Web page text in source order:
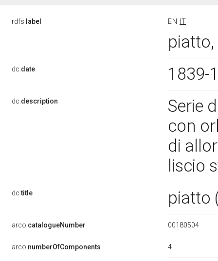
rdfs: label EN IT
dc:date 1839-
dc:description
Serie
con
di
liscio
dc:title piatto
arco:catalogueNumber 00180504
arco:numberOfComponents 4